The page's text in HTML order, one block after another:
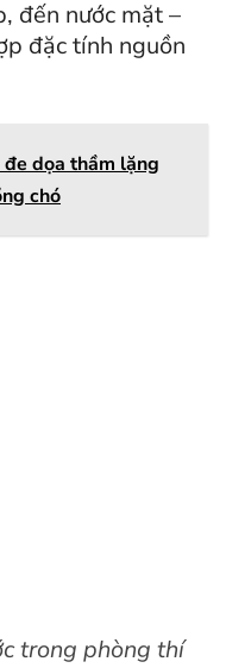
đến nước mặt –
đặc tính nguồn
đe dọa thầm lặng
chó
trong phòng thí